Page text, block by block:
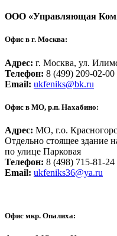
ООО «Управляющая
Офис в г. Москва:
Адрес: г. Москва, ул.
Телефон: 8 (499) 209-02-00
Email: ukfeniks@bk.ru
Офис в МО, р.п. Нахабино:
Адрес: МО, г.о.
Отдельно стоящее здание
по улице Парковая
Телефон: 8 (498) 715-81-24
Email: ukfeniks36@ya.ru
Офис мкр. Опалиха: